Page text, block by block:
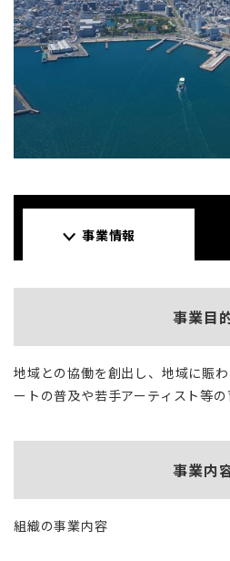
事業情報
事業目
地域との協働を創出し、地域に賑
ートの普及や若手アーティスト等の
事業内
組織の事業内容